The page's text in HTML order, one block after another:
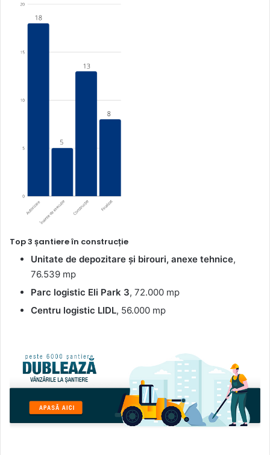
Top 3 șantiere în construcție
Unitate de depozitare și birouri, anexe tehnice,
76.539 mp
Parc logistic Eli Park 3, 72.000 mp
Centru logistic LIDL, 56.000 mp